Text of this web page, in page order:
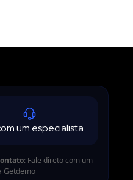
um especialista
: Fale direto com um
Getdemo